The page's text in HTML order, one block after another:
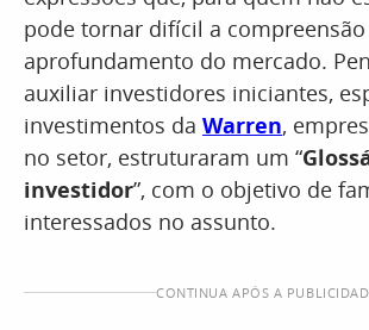
pode tornar difícil a
aprofundamento do mercado.
auxiliar investidores iniciantes,
investimentos da Warren,
no setor, estruturaram um “
investidor”, com o objetivo de
interessados no assunto.
CONTINUA APÓS A